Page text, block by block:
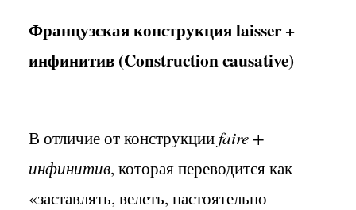
Французская конструкцияlaisser+
инфинитив (Construction causative)
В отличие от конструкцииfaire +
инфинитив, которая переводится как
«заставлять, велеть, настоятельно